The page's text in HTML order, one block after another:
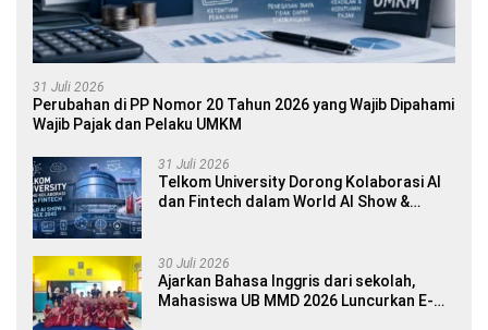
31 Juli 2026
Perubahan di PP Nomor 20 Tahun 2026 yang Wajib Dipahami
Wajib Pajak dan Pelaku UMKM
31 Juli 2026
Telkom University Dorong Kolaborasi AI
dan Fintech dalam World AI Show &
30 Juli 2026
Ajarkan Bahasa Inggris dari sekolah,
Mahasiswa UB MMD 2026 Luncurkan E-